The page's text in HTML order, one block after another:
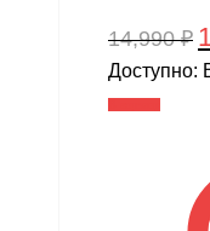
14,990₽
Доступно: